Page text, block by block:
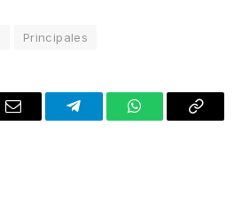
Principales
Email TelegramWhatsAppCopy